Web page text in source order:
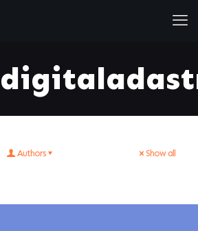
Authors Show all